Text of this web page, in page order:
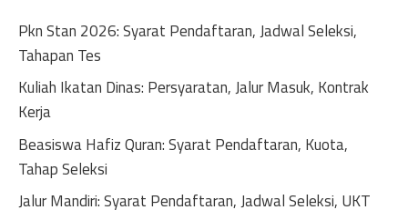
Pkn Stan 2026: Syarat Pendaftaran, Jadwal Seleksi,
Tahapan Tes
Kuliah Ikatan Dinas: Persyaratan, Jalur Masuk, Kontrak
Kerja
Beasiswa Hafiz Quran: Syarat Pendaftaran, Kuota,
Tahap Seleksi
Jalur Mandiri: Syarat Pendaftaran, Jadwal Seleksi, UKT